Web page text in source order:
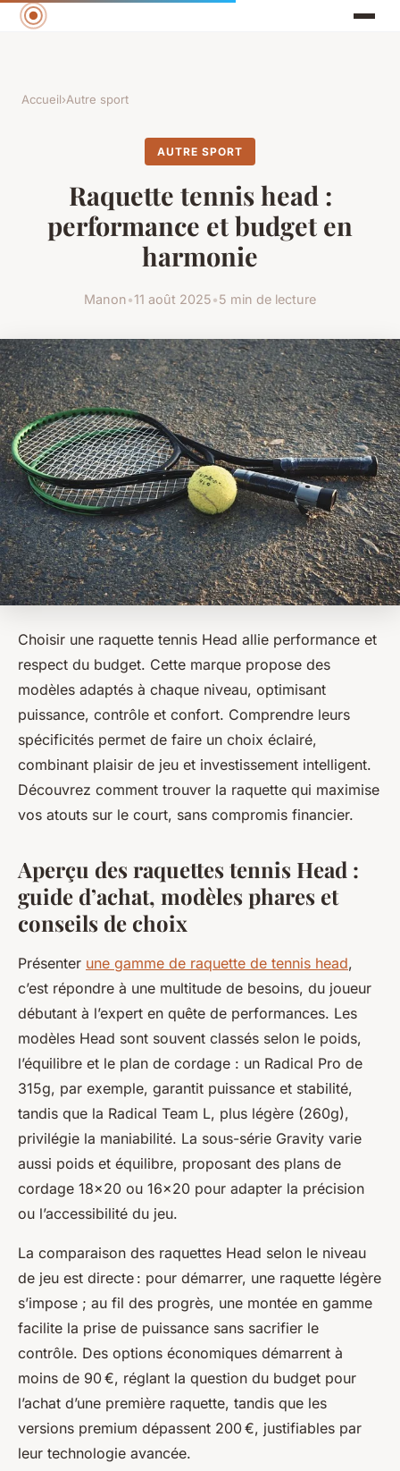
Accueil›Autre sport
AUTRE SPORT
Raquette tennis head :
performance et budget en
harmonie
Manon•11 août 2025•5 min de lecture
Choisir une raquette tennis Head allie performance et
respect du budget. Cette marque propose des
modèles adaptés à chaque niveau, optimisant
puissance, contrôle et confort. Comprendre leurs
spécificités permet de faire un choix éclairé,
combinant plaisir de jeu et investissement intelligent.
Découvrez comment trouver la raquette qui maximise
vos atouts sur le court, sans compromis financier.
Aperçu des raquettes tennis Head :
guide d’achat, modèles phares et
conseils de choix
Présenter une gamme de raquette de tennis head,
c’est répondre à une multitude de besoins, du joueur
débutant à l’expert en quête de performances. Les
modèles Head sont souvent classés selon le poids,
l’équilibre et le plan de cordage : un Radical Pro de
315g, par exemple, garantit puissance et stabilité,
tandis que la Radical Team L, plus légère (260g),
privilégie la maniabilité. La sous-série Gravity varie
aussi poids et équilibre, proposant des plans de
cordage 18x20 ou 16x20 pour adapter la précision
ou l’accessibilité du jeu.
La comparaison des raquettes Head selon le niveau
de jeu est directe : pour démarrer, une raquette légère
s’impose ; au fil des progrès, une montée en gamme
facilite la prise de puissance sans sacrifier le
contrôle. Des options économiques démarrent à
moins de 90 €, réglant la question du budget pour
l’achat d’une première raquette, tandis que les
versions premium dépassent 200 €, justifiables par
leur technologie avancée.